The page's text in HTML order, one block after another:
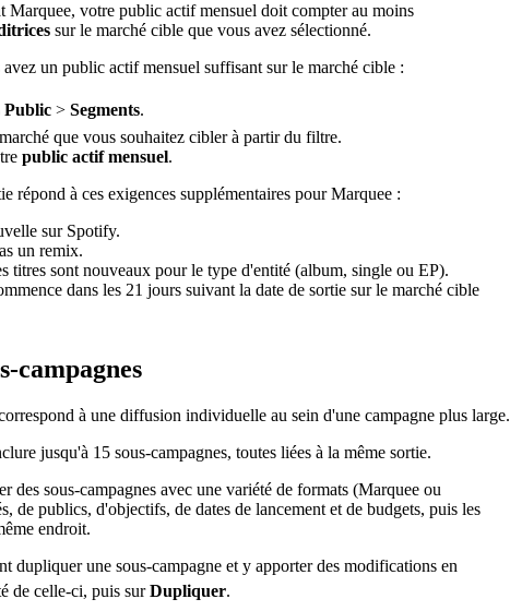
Marquee, votre public actif mensuel doit compter au moins
sur le marché cible que vous avez sélectionné.
un public actif mensuel suffisant sur le marché cible :
Public > Segments.
que vous souhaitez cibler à partir du filtre.
public actif mensuel.
répond à ces exigences supplémentaires pour Marquee :
sur Spotify.
un remix.
titres sont nouveaux pour le type d'entité (album, single ou EP).
dans les 21 jours suivant la date de sortie sur le marché cible
campagnes
à une diffusion individuelle au sein d'une campagne plus large.
jusqu'à 15 sous-campagnes, toutes liées à la même sortie.
des sous-campagnes avec une variété de formats (Marquee ou
de publics, d'objectifs, de dates de lancement et de budgets, puis les
endroit.
dupliquer une sous-campagne et y apporter des modifications en
de celle-ci, puis surDupliquer.